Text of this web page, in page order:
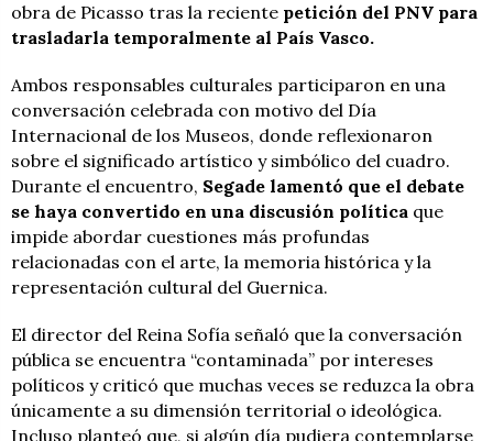
obra de Picasso tras la reciente petición del PNV para
trasladarla temporalmente al País Vasco.
Ambos responsables culturales participaron en una
conversación celebrada con motivo del Día
Internacional de los Museos, donde reflexionaron
sobre el significado artístico y simbólico del cuadro.
Durante el encuentro, Segade lamentó que el debate
se haya convertido en una discusión política que
impide abordar cuestiones más profundas
relacionadas con el arte, la memoria histórica y la
representación cultural del Guernica.
El director del Reina Sofía señaló que la conversación
pública se encuentra “contaminada” por intereses
políticos y criticó que muchas veces se reduzca la obra
únicamente a su dimensión territorial o ideológica.
Incluso planteó que, si algún día pudiera contemplarse